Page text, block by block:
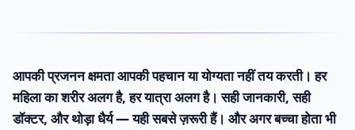
आपकी प्रजनन क्षमता आपकी पहचान या योग्यता नहीं तय करती। हर
महिला का शरीर अलग है, हर यात्रा अलग है। सही जानकारी, सही
डॉक्टर, और थोड़ा धैर्य — यही सबसे ज़रूरी हैं। और अगर बच्चा होता भी